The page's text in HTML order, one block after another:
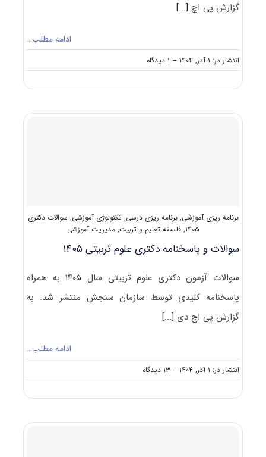
گزارش پی اچ[...]
ادامه مطلب…
انتشار در: ۱ آذر, ۱۴۰۴ -- ۱ دیدگاه
on
سوالات
روان
برنامه ریزی آموزشی,برنامه ریزی درسی,تکنولوژی آموزشی, سوالات دکتری
۱۴۰۵,فلسفه تعلیم و تربیت,مدیریت آموزشی
سوالات و پاسخنامه دکتری علوم تربیتی ۱۴۰۵
سوالات آزمون دکتری علوم تربیتی سال ۱۴۰۵ به همراه
پاسخنامه کلیدی توسط سازمان سنجش منتشر شد. به
گزارش پی اچ دی [...]
ادامه مطلب…
انتشار در: ۱ آذر, ۱۴۰۴ -- ۱۳ دیدگاه
on
سوالات
علوم